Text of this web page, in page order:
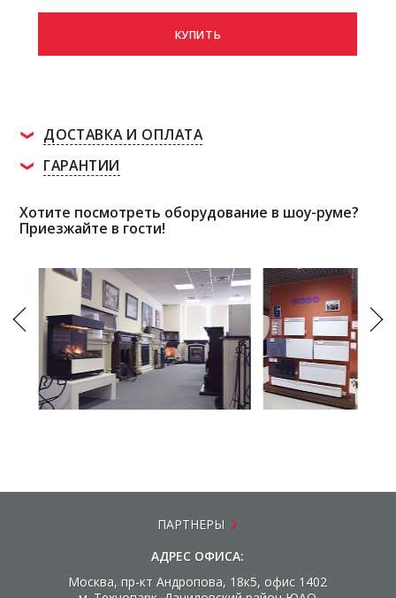
КУПИТЬ
ДОСТАВКА И ОПЛАТА
ГАРАНТИИ
Хотите посмотреть оборудование в шоу-руме?
Приезжайте в гости!
ПАРТНЕРЫ
АДРЕС ОФИСА:
Москва, пр-кт Андропова, 18к5, офис 1402